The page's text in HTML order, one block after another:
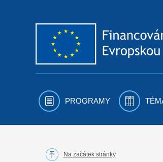
PROGRAMY
Na začátek stránky